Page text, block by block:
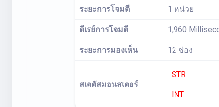
ระยะการโจมตี 1 หน่วย
ดีเรย์การโจมตี 1,960
ระยะการมองเห็น 12 ช่อง
สเตตัสมอนสเตอร์
STR
INT